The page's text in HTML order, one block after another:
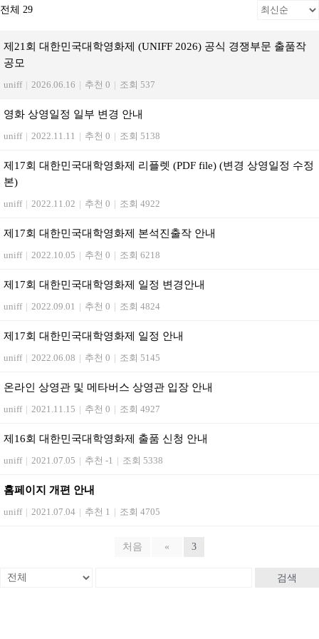
전체 29
제21회 대한민국대학영화제 (UNIFF 2026) 공식 경쟁부문 출품작
공모
uniff | 2026.06.16 | 추천 0 | 조회 537
영화 상영일정 일부 변경 안내
uniff | 2022.11.11 | 추천 0 | 조회 5138
제17회 대한민국대학영화제 리플렛 (PDF file) (변경 상영일정 수정
본)
uniff | 2022.11.02 | 추천 0 | 조회 4922
제17회 대한민국대학영화제 본석진출작 안내
uniff | 2022.10.05 | 추천 0 | 조회 6218
제17회 대한민국대학영화제 일정 변경안내
uniff | 2022.09.01 | 추천 0 | 조회 4824
제17회 대한민국대학영화제 일정 안내
uniff | 2022.06.08 | 추천 0 | 조회 5145
온라인 상영관 및 메타버스 상영관 입장 안내
uniff | 2021.11.15 | 추천 0 | 조회 4927
제16회 대한민국대학영화제 출품 신청 안내
uniff | 2021.07.05 | 추천 -1 | 조회 5338
홈페이지 개편 안내
uniff | 2021.07.04 | 추천 1 | 조회 4705
처음 « 3
검색